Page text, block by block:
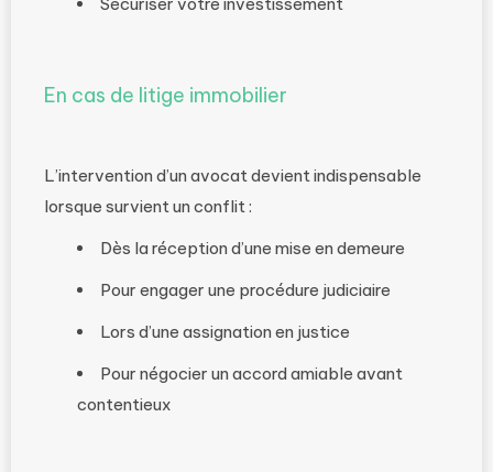
Sécuriser votre investissement
En cas de litige immobilier
L’intervention d’un avocat devient indispensable
lorsque survient un conflit :
Dès la réception d’une mise en demeure
Pour engager une procédure judiciaire
Lors d’une assignation en justice
Pour négocier un accord amiable avant
contentieux